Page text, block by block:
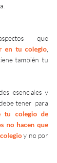
en tu colegio
también tu
esenciales y
tener  para
tu colegio de
no hacen que
colegio y no por